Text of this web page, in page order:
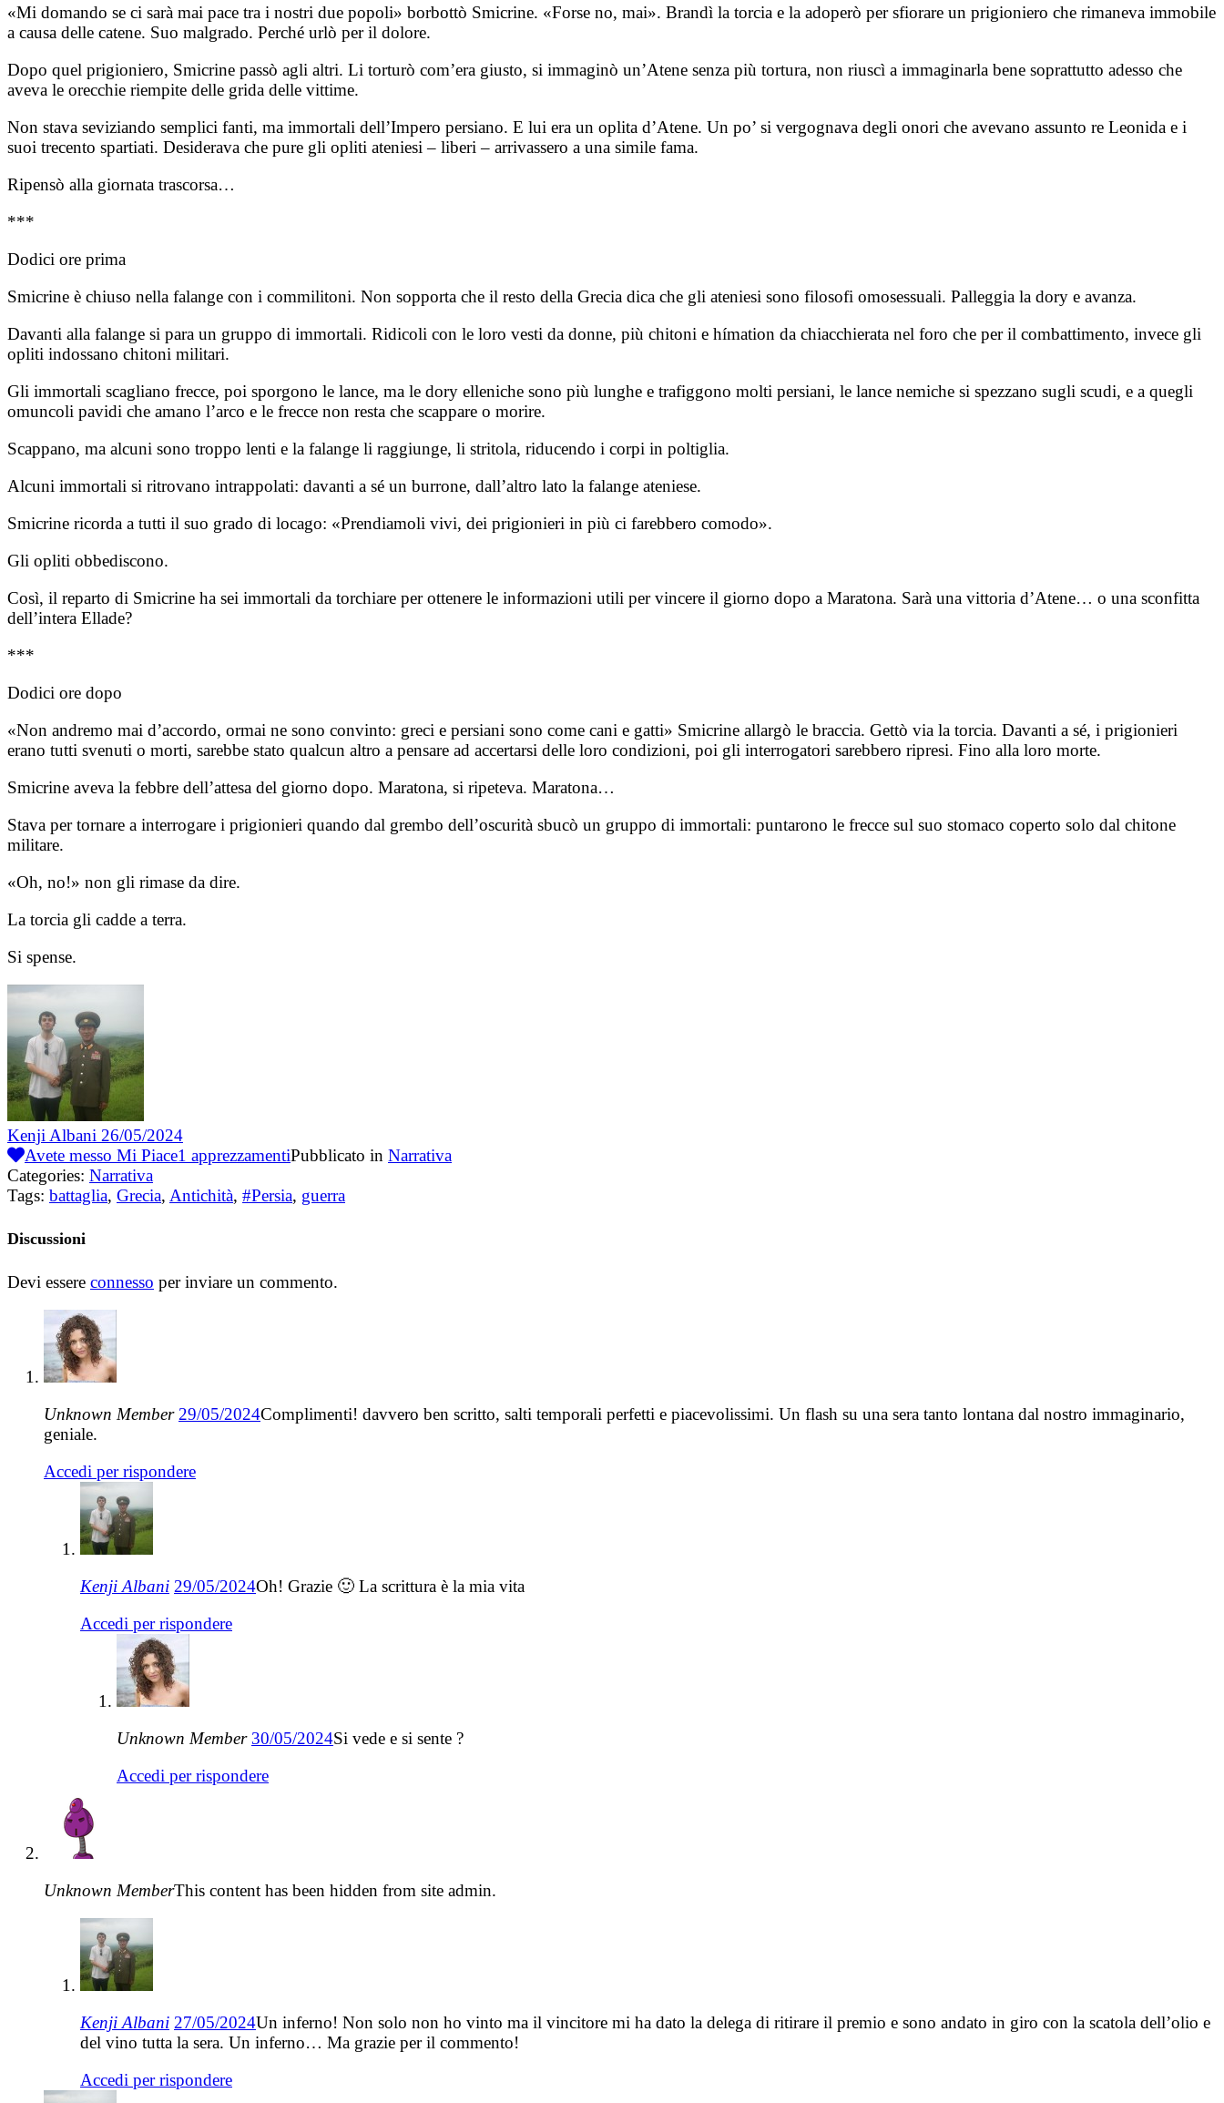
«Mi domando se ci sarà mai pace tra i nostri due popoli» borbottò Smicrine. «Forse no, mai». Brandì la torcia e la adoperò per sfiorare un prigioniero che rimaneva immobile
a causa delle catene. Suo malgrado. Perché urlò per il dolore.
Dopo quel prigioniero, Smicrine passò agli altri. Li torturò com’era giusto, si immaginò un’Atene senza più tortura, non riuscì a immaginarla bene soprattutto adesso che
aveva le orecchie riempite delle grida delle vittime.
Non stava seviziando semplici fanti, ma immortali dell’Impero persiano. E lui era un oplita d’Atene. Un po’ si vergognava degli onori che avevano assunto re Leonida e i
suoi trecento spartiati. Desiderava che pure gli opliti ateniesi – liberi – arrivassero a una simile fama.
Ripensò alla giornata trascorsa…
***
Dodici ore prima
Smicrine è chiuso nella falange con i commilitoni. Non sopporta che il resto della Grecia dica che gli ateniesi sono filosofi omosessuali. Palleggia la dory e avanza.
Davanti alla falange si para un gruppo di immortali. Ridicoli con le loro vesti da donne, più chitoni e hímation da chiacchierata nel foro che per il combattimento, invece gli
opliti indossano chitoni militari.
Gli immortali scagliano frecce, poi sporgono le lance, ma le dory elleniche sono più lunghe e trafiggono molti persiani, le lance nemiche si spezzano sugli scudi, e a quegli
omuncoli pavidi che amano l’arco e le frecce non resta che scappare o morire.
Scappano, ma alcuni sono troppo lenti e la falange li raggiunge, li stritola, riducendo i corpi in poltiglia.
Alcuni immortali si ritrovano intrappolati: davanti a sé un burrone, dall’altro lato la falange ateniese.
Smicrine ricorda a tutti il suo grado di locago: «Prendiamoli vivi, dei prigionieri in più ci farebbero comodo».
Gli opliti obbediscono.
Così, il reparto di Smicrine ha sei immortali da torchiare per ottenere le informazioni utili per vincere il giorno dopo a Maratona. Sarà una vittoria d’Atene… o una sconfitta
dell’intera Ellade?
***
Dodici ore dopo
«Non andremo mai d’accordo, ormai ne sono convinto: greci e persiani sono come cani e gatti» Smicrine allargò le braccia. Gettò via la torcia. Davanti a sé, i prigionieri
erano tutti svenuti o morti, sarebbe stato qualcun altro a pensare ad accertarsi delle loro condizioni, poi gli interrogatori sarebbero ripresi. Fino alla loro morte.
Smicrine aveva la febbre dell’attesa del giorno dopo. Maratona, si ripeteva. Maratona…
Stava per tornare a interrogare i prigionieri quando dal grembo dell’oscurità sbucò un gruppo di immortali: puntarono le frecce sul suo stomaco coperto solo dal chitone
militare.
«Oh, no!» non gli rimase da dire.
La torcia gli cadde a terra.
Si spense.
Kenji Albani 26/05/2024
Avete messo Mi Piace1 apprezzamentiPubblicato in Narrativa
Categories: Narrativa
Tags: battaglia, Grecia, Antichità, #Persia, guerra
Discussioni
Devi essere connesso per inviare un commento.
Unknown Member 29/05/2024Complimenti! davvero ben scritto, salti temporali perfetti e piacevolissimi. Un flash su una sera tanto lontana dal nostro immaginario,
geniale.
Accedi per rispondere
Kenji Albani 29/05/2024Oh! Grazie 🙂 La scrittura è la mia vita
Accedi per rispondere
Unknown Member 30/05/2024Si vede e si sente ?
Accedi per rispondere
Unknown MemberThis content has been hidden from site admin.
Kenji Albani 27/05/2024Un inferno! Non solo non ho vinto ma il vincitore mi ha dato la delega di ritirare il premio e sono andato in giro con la scatola dell’olio e
del vino tutta la sera. Un inferno… Ma grazie per il commento!
Accedi per rispondere